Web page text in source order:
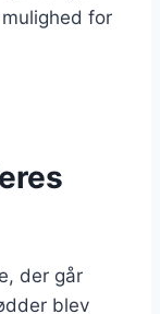
for
der går
blev